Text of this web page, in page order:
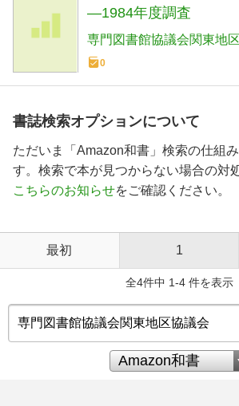
―1984年度調査
専門図書館協議会関東地
0
書誌検索オプションについて
ただいま「Amazon和書」検索の仕組
す。検索で本が見つからない場合の対
こちらのお知らせをご確認ください。
最初 1
全4件中 1-4 件を表示